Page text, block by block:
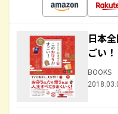
日本
ごい！
BOOKS